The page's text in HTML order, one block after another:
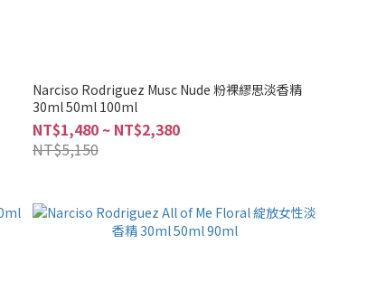
Narciso Rodriguez Musc Nude 粉裸繆思淡香精
30ml 50ml 100ml
NT$1,480 ~ NT$2,380
NT$5,150